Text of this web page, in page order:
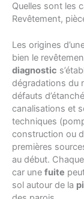
Quelles sont les
Revêtement,
Les origines
bien le
diagnostic
dégradations du
défauts
canalisations et
techniques
construction ou
premières
au début.
car une fuite
sol autour de la